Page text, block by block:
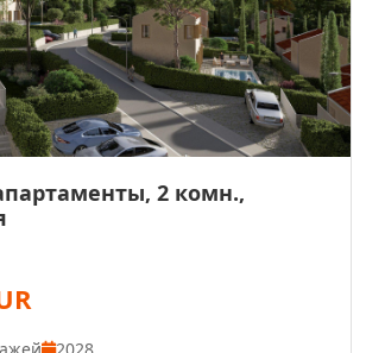
2 комн.,